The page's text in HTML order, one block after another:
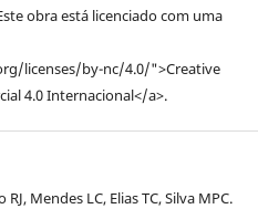
obra está licenciado com uma
licenses/by-nc/4.0/">Creative
4.0 Internacional</a>.
Mendes LC, Elias TC, Silva MPC.